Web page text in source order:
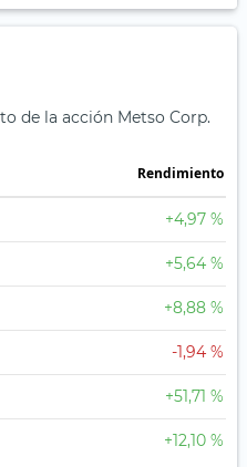
de la acción Metso Corp.
Rendimiento
+4,97 %
+5,64 %
+8,88 %
-1,94 %
+51,71 %
+12,10 %